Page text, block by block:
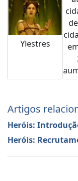
Ylestres
Artigos
Heróis:
Heróis: